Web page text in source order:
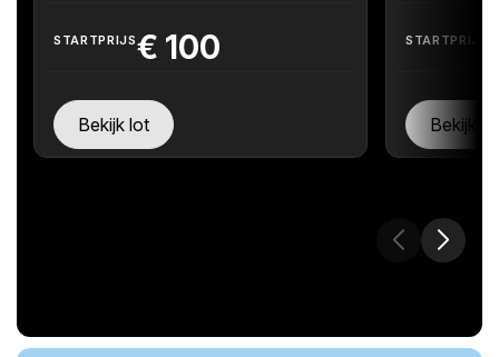
STARTPRIJS€ 100
Bekijk lot
STARTPRIJS
Bekijk